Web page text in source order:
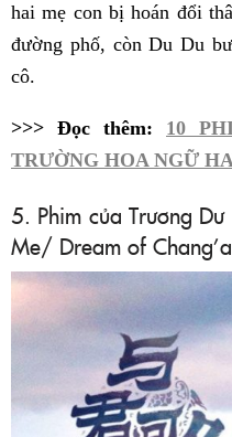
hai mẹ con bị hoán đổi
đường phố, còn Du Du
cô.
>>> Đọc thêm: 10
TRƯỜNG HOA NGỮ
5. Phim của Trương Dư
Me/ Dream of